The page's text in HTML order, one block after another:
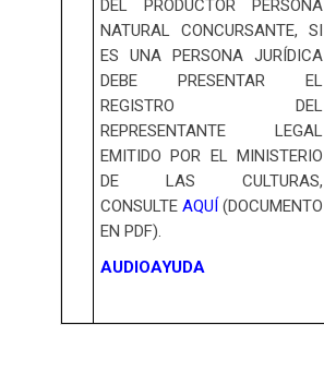
DEL PRODUCTOR PERSONA
NATURAL CONCURSANTE, SI
ES UNA PERSONA JURÍDICA
DEBE PRESENTAR EL
REGISTRO DEL
REPRESENTANTE LEGAL
EMITIDO POR EL MINISTERIO
DE LAS CULTURAS,
CONSULTE AQUÍ (DOCUMENTO
EN PDF).
AUDIOAYUDA